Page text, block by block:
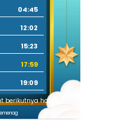
04:45
12:02
15:23
17:59
19:09
berikutnya hari ini.